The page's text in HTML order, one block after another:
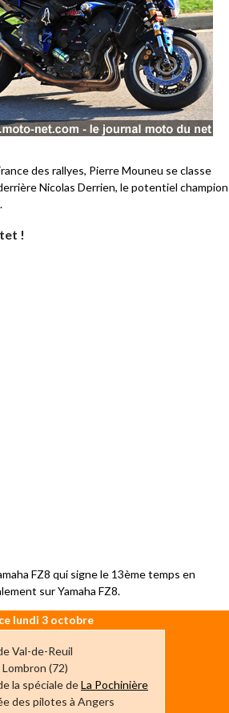
des rallyes, Pierre Mouneu se classe
Nicolas Derrien, le potentiel champion
!
FZ8 qui signe le 13ème temps en
sur Yamaha FZ8.
lundi 3 octobre
Val-de-Reuil
(72)
la spéciale deLa Pochinière
des pilotes à Angers